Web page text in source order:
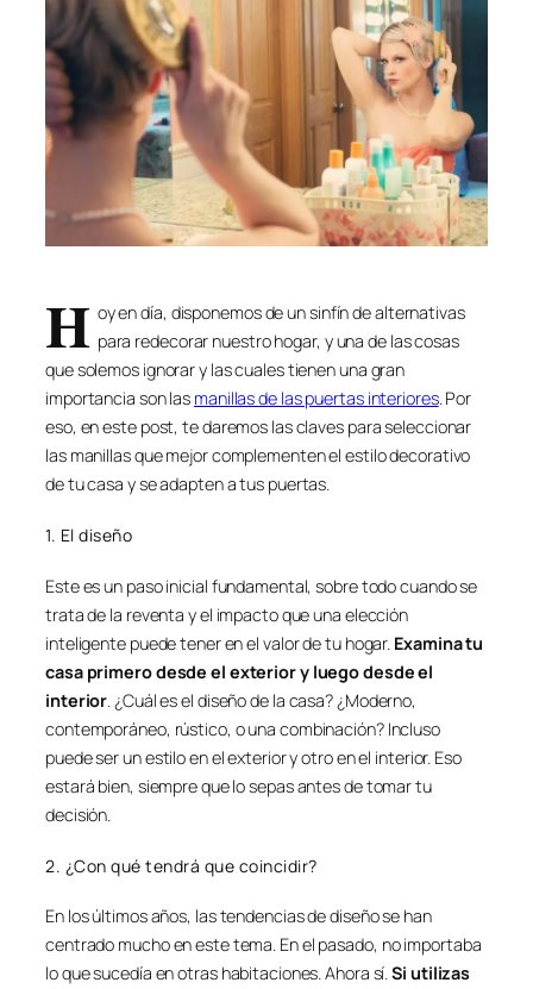
H oy en día, disponemos de un sinfín de alternativas
para redecorar nuestro hogar, y una de las cosas
que solemos ignorar y las cuales tienen una gran
importancia son las manillas de las puertas interiores. Por
eso, en este post, te daremos las claves para seleccionar
las manillas que mejor complementen el estilo decorativo
de tu casa y se adapten a tus puertas.
1. El diseño
Este es un paso inicial fundamental, sobre todo cuando se
trata de la reventa y el impacto que una elección
inteligente puede tener en el valor de tu hogar. Examina tu
casa primero desde el exterior y luego desde el
interior . ¿Cuál es el diseño de la casa? ¿Moderno,
contemporáneo, rústico, o una combinación? Incluso
puede ser un estilo en el exterior y otro en el interior. Eso
estará bien, siempre que lo sepas antes de tomar tu
decisión.
2. ¿Con qué tendrá que coincidir?
En los últimos años, las tendencias de diseño se han
centrado mucho en este tema. En el pasado, no importaba
lo que sucedía en otras habitaciones. Ahora sí.Si utilizas